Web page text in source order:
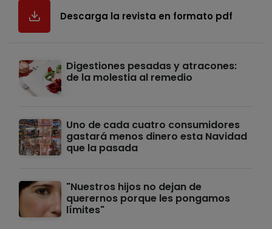
Descarga la revista en formato pdf
Digestiones pesadas y atracones:
de la molestia al remedio
Uno de cada cuatro consumidores
gastará menos dinero esta Navidad
que la pasada
"Nuestros hijos no dejan de
querernos porque les pongamos
límites"